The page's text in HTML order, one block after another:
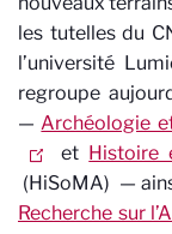
les tutelles du
l’université
regroupe
—Archéologie
et Histoire
(HiSoMA) —
Recherche sur